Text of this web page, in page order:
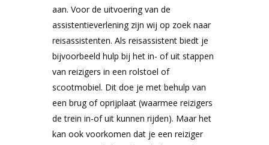
aan. Voor de uitvoering van de
assistentieverlening zijn wij op zoek naar
reisassistenten. Als reisassistent biedt je
bijvoorbeeld hulp bij het in- of uit stappen
van reizigers in een rolstoel of
scootmobiel. Dit doe je met behulp van
een brug of oprijplaat (waarmee reizigers
de trein in-of uit kunnen rijden). Maar het
kan ook voorkomen dat je een reiziger